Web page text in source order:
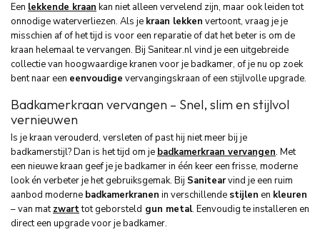
Een lekkende kraan kan niet alleen vervelend zijn, maar ook leiden tot
onnodige waterverliezen. Als je kraan lekken vertoont, vraag je je
misschien af of het tijd is voor een reparatie of dat het beter is om de
kraan helemaal te vervangen. Bij Sanitear.nl vind je een uitgebreide
collectie van hoogwaardige kranen voor je badkamer, of je nu op zoek
bent naar een eenvoudige vervangingskraan of een stijlvolle upgrade.
Badkamerkraan vervangen – Snel, slim en stijlvol
vernieuwen
Is je kraan verouderd, versleten of past hij niet meer bij je
badkamerstijl? Dan is het tijd om je badkamerkraan vervangen. Met
een nieuwe kraan geef je je badkamer in één keer een frisse, moderne
look én verbeter je het gebruiksgemak. Bij Sanitearvind je een ruim
aanbod moderne badkamerkranen in verschillende stijlen en kleuren
– van matzwarttot geborsteld gun metal. Eenvoudig te installeren en
direct een upgrade voor je badkamer.